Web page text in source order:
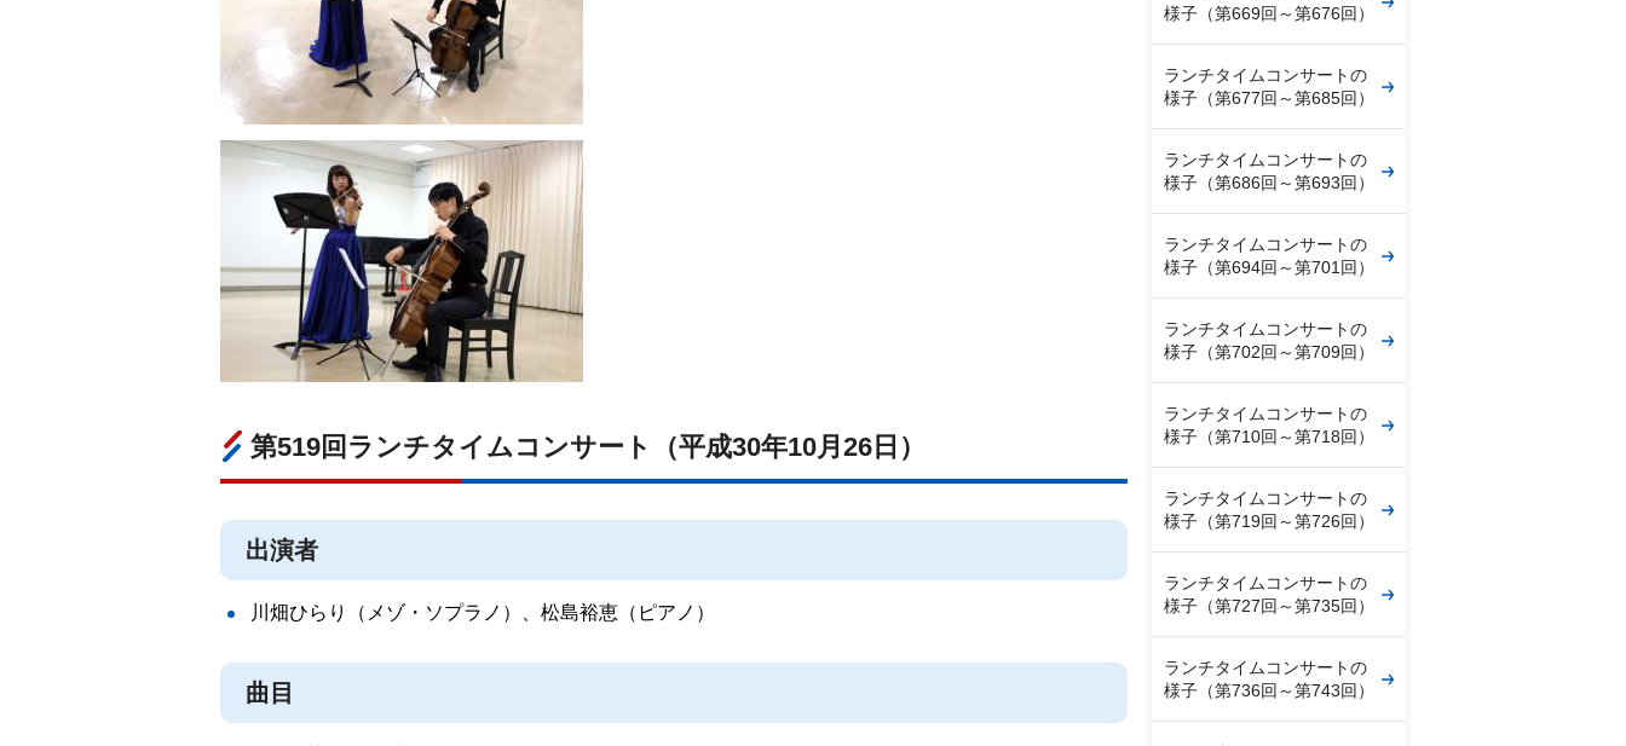
第519回ランチタイムコンサート（平成30年10月26日）
出演者
川畑ひらり（メゾ・ソプラノ）、松島裕恵（ピアノ）
曲目
様子（第669回～第676回）
ランチタイムコンサートの
様子（第677回～第685回）
ランチタイムコンサートの
様子（第686回～第693回）
ランチタイムコンサートの
様子（第694回～第701回）
ランチタイムコンサートの
様子（第702回～第709回）
ランチタイムコンサートの
様子（第710回～第718回）
ランチタイムコンサートの
様子（第719回～第726回）
ランチタイムコンサートの
様子（第727回～第735回）
ランチタイムコンサートの
様子（第736回～第743回）